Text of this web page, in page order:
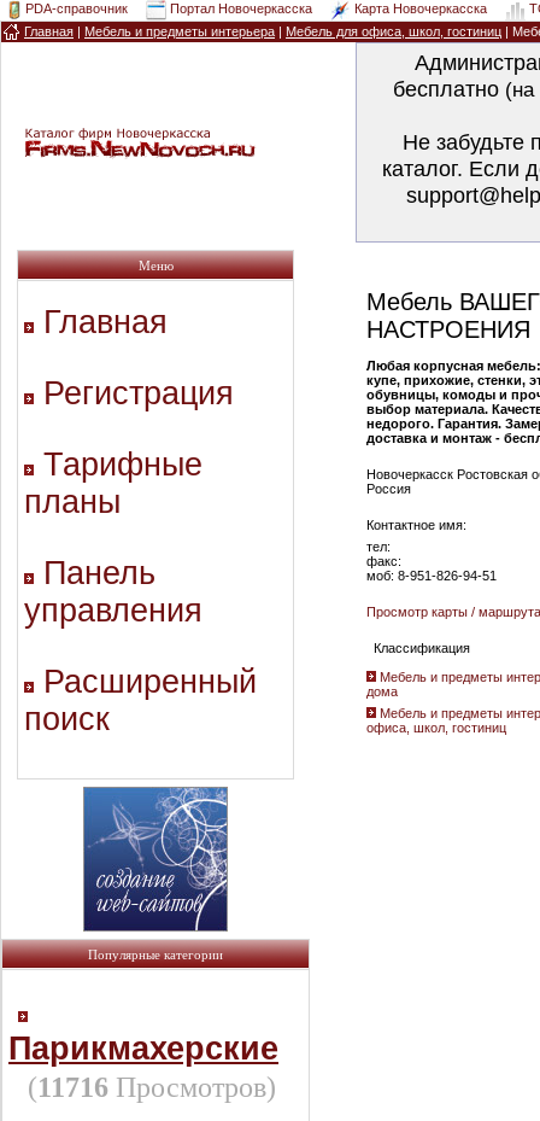
PDA-справочник Портал Новочеркасска Карта Новочеркасска
Главная | Мебель и предметы интерьера | Мебель для офиса, школ, гостиниц |
бесплатно
Не забудьте
каталог. Если
Меню
Главная
Регистрация
Тарифные
планы
Панель
управления
Расширенный
поиск
Популярные категории
Парикмахерские
(11716 Просмотров)
Мебель
НАСТРОЕНИЯ
Любая корпусная
купе, прихожие, стенки,
обувницы, комоды и
выбор материала.
недорого. Гарантия.
доставка и монтаж -
Новочеркасск Ростовская
Россия
Контактное имя:
тел:
факс:
моб: 8-951-826-94-51
Просмотр карты / маршрута
Классификация
Мебель и предметы
дома
Мебель и предметы
офиса, школ, гостиниц